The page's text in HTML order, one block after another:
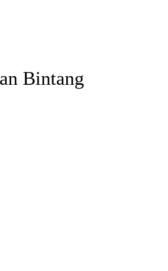
Bintang